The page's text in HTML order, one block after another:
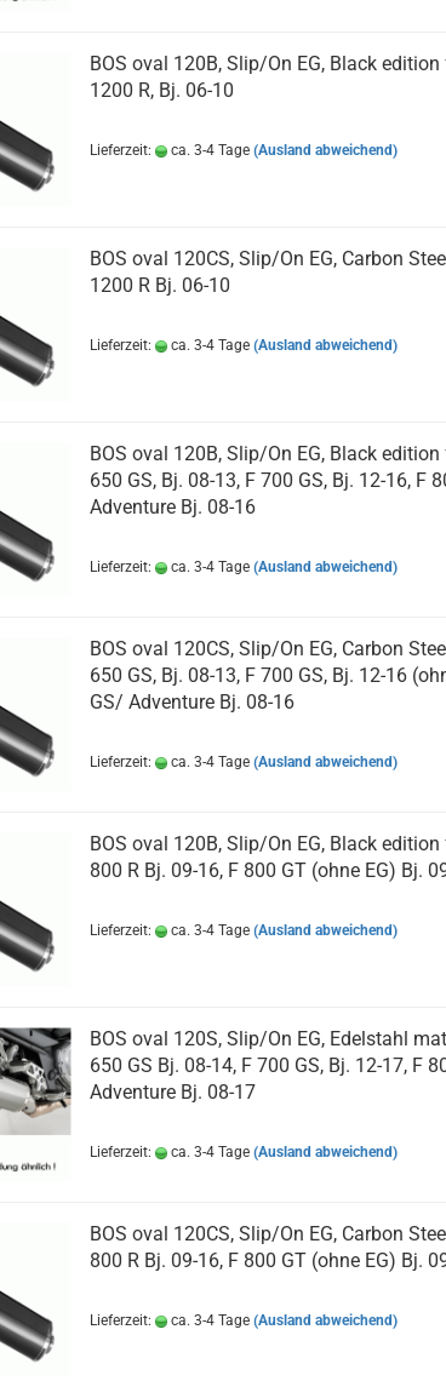
BOS oval 120B, Slip/On EG, Black edition
1200 R, Bj. 06-10
Lieferzeit: ca. 3-4 Tage (Ausland abweichend)
BOS oval 120CS, Slip/On EG, Carbon
1200 R Bj. 06-10
Lieferzeit: ca. 3-4 Tage (Ausland abweichend)
BOS oval 120B, Slip/On EG, Black edition
650 GS, Bj. 08-13, F 700 GS, Bj. 12-16, F
Adventure Bj. 08-16
Lieferzeit: ca. 3-4 Tage (Ausland abweichend)
BOS oval 120CS, Slip/On EG, Carbon
650 GS, Bj. 08-13, F 700 GS, Bj. 12-16
GS/ Adventure Bj. 08-16
Lieferzeit: ca. 3-4 Tage (Ausland abweichend)
BOS oval 120B, Slip/On EG, Black edition
800 R Bj. 09-16, F 800 GT (ohne EG) Bj.
Lieferzeit: ca. 3-4 Tage (Ausland abweichend)
BOS oval 120S, Slip/On EG, Edelstahl
650 GS Bj. 08-14, F 700 GS, Bj. 12-17, F
Adventure Bj. 08-17
Lieferzeit: ca. 3-4 Tage (Ausland abweichend)
BOS oval 120CS, Slip/On EG, Carbon
800 R Bj. 09-16, F 800 GT (ohne EG) Bj.
Lieferzeit: ca. 3-4 Tage (Ausland abweichend)